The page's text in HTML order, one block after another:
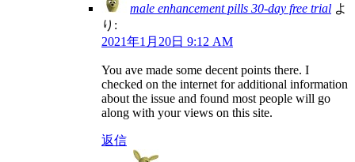
male enhancement pills 30-day free trial よ
り:
2021年1月20日 9:12 AM
You ave made some decent points there. I
checked on the internet for additional information
about the issue and found most people will go
along with your views on this site.
返信